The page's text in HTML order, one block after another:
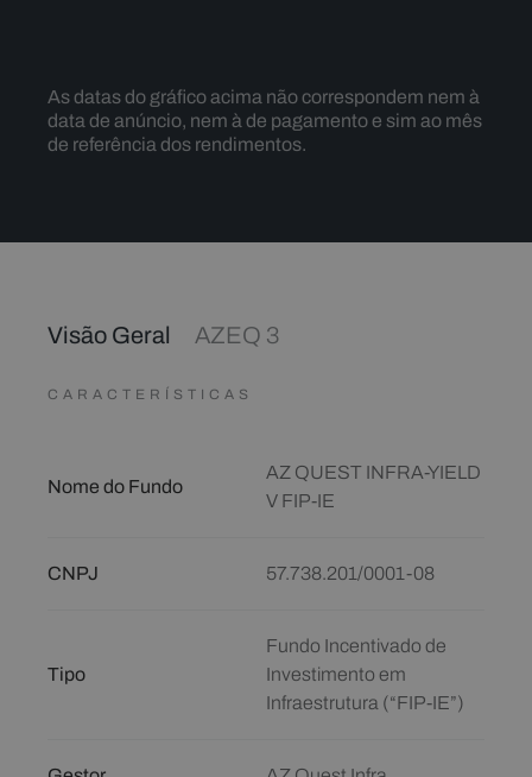
As datas do gráfico acima não correspondem nem à
data de anúncio, nem à de pagamento e sim ao mês
de referência dos rendimentos.
Visão Geral AZEQ 3
CARACTERÍSTICAS
Nome do Fundo
AZ QUEST INFRA-YIELD
V FIP-IE
CNPJ 57.738.201/0001-08
Tipo
Fundo Incentivado de
Investimento em
Infraestrutura (“FIP-IE”)